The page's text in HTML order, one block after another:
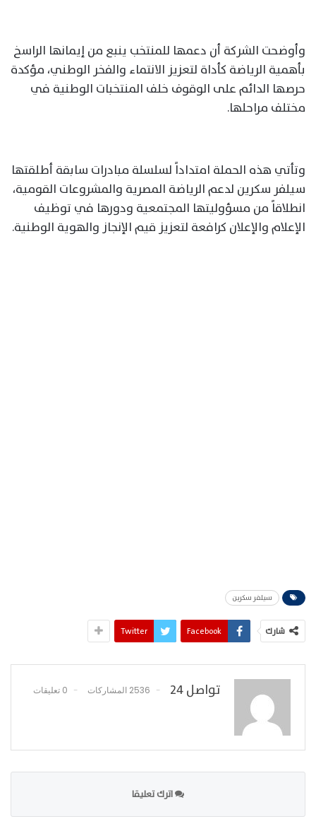
وأوضحت الشركة أن دعمها للمنتخب ينبع من إيمانها الراسخ
بأهمية الرياضة كأداة لتعزيز الانتماء والفخر الوطني، مؤكدة
حرصها الدائم على الوقوف خلف المنتخبات الوطنية في
مختلف مراحلها.
وتأتي هذه الحملة امتداداً لسلسلة مبادرات سابقة أطلقتها
سيلفر سكرين لدعم الرياضة المصرية والمشروعات القومية،
انطلاقاً من مسؤوليتها المجتمعية ودورها في توظيف
الإعلام والإعلان كرافعة لتعزيز قيم الإنجاز والهوية الوطنية.
سيلفر سكرين
شارك Facebook
Twitter
تواصل 24 2536 المشاركات 0 تعليقات
اترك تعليقا